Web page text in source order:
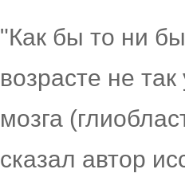
"Как бы то ни
возрасте не
мозга
сказал автор